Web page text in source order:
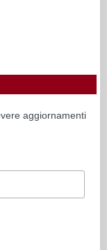
aggiornamenti